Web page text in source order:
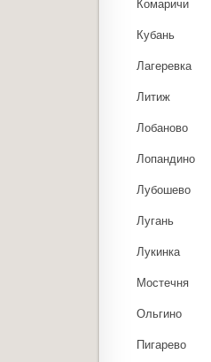
Комаричи
Кубань
Лагеревка
Литиж
Лобаново
Лопандино
Лубошево
Лугань
Лукинка
Мостечня
Ольгино
Пигарево